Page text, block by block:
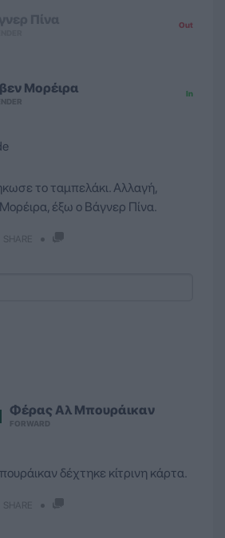
Out
Μορέιρα In
το ταμπελάκι. Αλλαγή,
έξω ο Βάγνερ Πίνα.
SHARE
Φέρας Αλ Μπουράικαν
FORWARD
δέχτηκε κίτρινη κάρτα.
SHARE